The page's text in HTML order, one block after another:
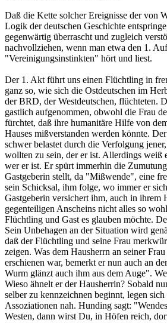
Daß die Kette solcher Ereignisse der von
Logik der deutschen Geschichte
gegenwärtig überrascht und zugleich
nachvollziehen, wenn man etwa den 1.
"Vereinigungsinstinkten" hört und liest.
Der 1. Akt führt uns einen Flüchtling in
ganz so, wie sich die Ostdeutschen im
der BRD, der Westdeutschen, flüchteten.
gastlich aufgenommen, obwohl die Frau
fürchtet, daß ihre humanitäre Hilfe von
Hauses mißverstanden werden könnte.
schwer belastet durch die Verfolgung
wollten zu sein, der er ist. Allerdings weiß
wer er ist. Er spürt immerhin die
Gastgeberin stellt, da "Mißwende", eine
sein Schicksal, ihm folge, wo immer er
Gastgeberin versichert ihm, auch in ihrem
gegenteiligen Anscheins nicht alles so
Flüchtling und Gast es glauben möchte.
Sein Unbehagen an der Situation wird
daß der Flüchtling und seine Frau
zeigen. Was dem Hausherrn an seiner
erschienen war, bemerkt er nun auch an
Wurm glänzt auch ihm aus dem Auge".
Wieso ähnelt er der Hausherrin? Sobald
selber zu kennzeichnen beginnt, legen
Assoziationen nah. Hunding sagt:
Westen, dann wirst Du, in Höfen reich,